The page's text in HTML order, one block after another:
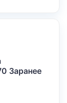
Заранее